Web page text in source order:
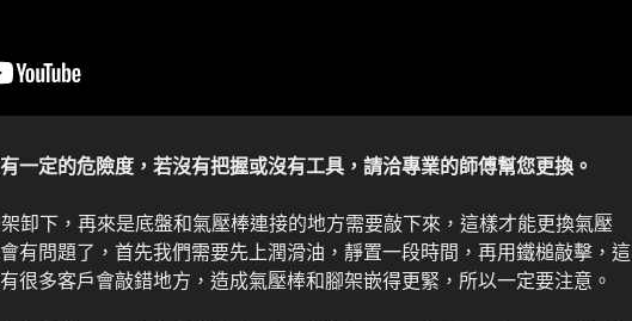
一定的危險度，若沒有把握或沒有工具，請洽專業的師傅幫您更換。
卸下，再來是底盤和氣壓棒連接的地方需要敲下來，這樣才能更換氣壓
有問題了，首先我們需要先上潤滑油，靜置一段時間，再用鐵槌敲擊，這
很多客戶會敲錯地方，造成氣壓棒和腳架嵌得更緊，所以一定要注意。